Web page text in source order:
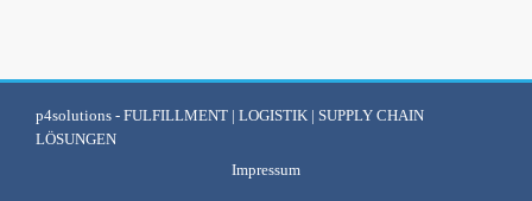
p4solutions - FULFILLMENT | LOGISTIK | SUPPLY CHAIN
LÖSUNGEN
Impressum